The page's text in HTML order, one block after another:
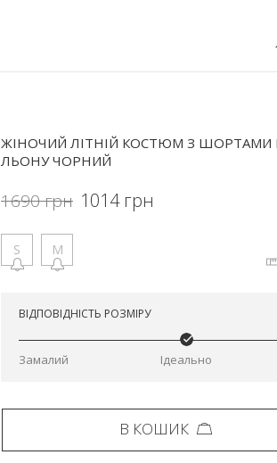
ЖІНОЧИЙ ЛІТНІЙ КОСТЮМ З ШОРТАМИ
ЛЬОНУ ЧОРНИЙ
1690грн 1014 грн
S M
ВІДПОВІДНІСТЬ РОЗМІРУ
Замалий Ідеально
В КОШИК